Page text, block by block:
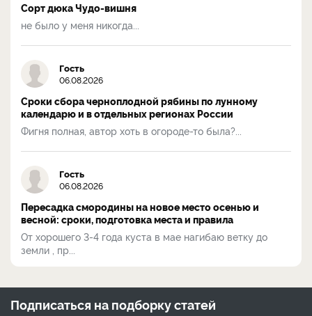
Сорт дюка Чудо-вишня
не было у меня никогда...
Гость
06.08.2026
Сроки сбора черноплодной рябины по лунному
календарю и в отдельных регионах России
Фигня полная, автор хоть в огороде-то была?...
Гость
06.08.2026
Пересадка смородины на новое место осенью и
весной: сроки, подготовка места и правила
От хорошего 3-4 года куста в мае нагибаю ветку до
земли , пр...
Подписаться на подборку статей